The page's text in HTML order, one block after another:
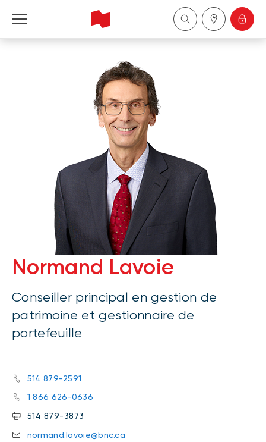
Normand Lavoie
Conseiller principal en gestion de
patrimoine et gestionnaire de
portefeuille
514 879-2591
1 866 626-0636
514 879-3873
normand.lavoie@bnc.ca